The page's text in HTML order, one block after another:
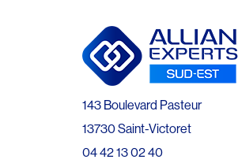
143 Boulevard Pasteur
13730 Saint-Victoret
04 42 13 02 40